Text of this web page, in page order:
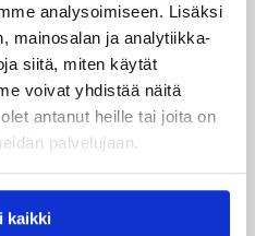
analysoimiseen. Lisäksi
mainosalan ja analytiikka-
siitä, miten käytät
voivat yhdistää näitä
antanut heille tai joita on
palvelujaan.
kaikki